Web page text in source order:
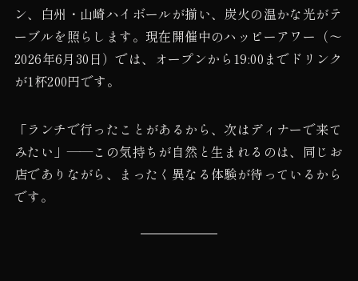
ン、白州・山崎ハイボールが揃い、炭火の温かな光がテ
ーブルを照らします。現在開催中のハッピーアワー（〜
2026年6月30日）では、オープンから19:00までドリンク
が1杯200円です。
「ランチで行ったことがあるから、次はディナーで来て
みたい」——この気持ちが自然と生まれるのは、同じお
店でありながら、まったく異なる体験が待っているから
です。